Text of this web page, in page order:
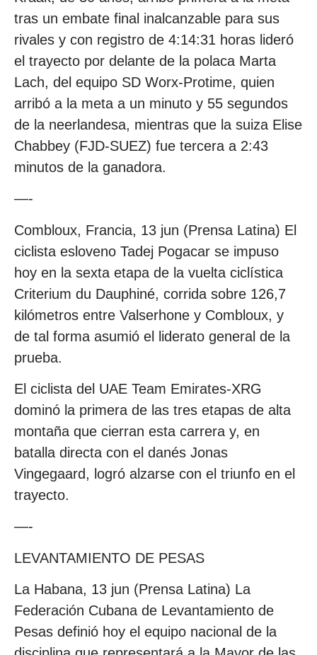
tras un embate final inalcanzable para sus
rivales y con registro de 4:14:31 horas lideró
el trayecto por delante de la polaca Marta
Lach, del equipo SD Worx-Protime, quien
arribó a la meta a un minuto y 55 segundos
de la neerlandesa, mientras que la suiza Elise
Chabbey (FJD-SUEZ) fue tercera a 2:43
minutos de la ganadora.
—-
Combloux, Francia, 13 jun (Prensa Latina) El
ciclista esloveno Tadej Pogacar se impuso
hoy en la sexta etapa de la vuelta ciclística
Criterium du Dauphiné, corrida sobre 126,7
kilómetros entre Valserhone y Combloux, y
de tal forma asumió el liderato general de la
prueba.
El ciclista del UAE Team Emirates-XRG
dominó la primera de las tres etapas de alta
montaña que cierran esta carrera y, en
batalla directa con el danés Jonas
Vingegaard, logró alzarse con el triunfo en el
trayecto.
—-
LEVANTAMIENTO DE PESAS
La Habana, 13 jun (Prensa Latina) La
Federación Cubana de Levantamiento de
Pesas definió hoy el equipo nacional de la